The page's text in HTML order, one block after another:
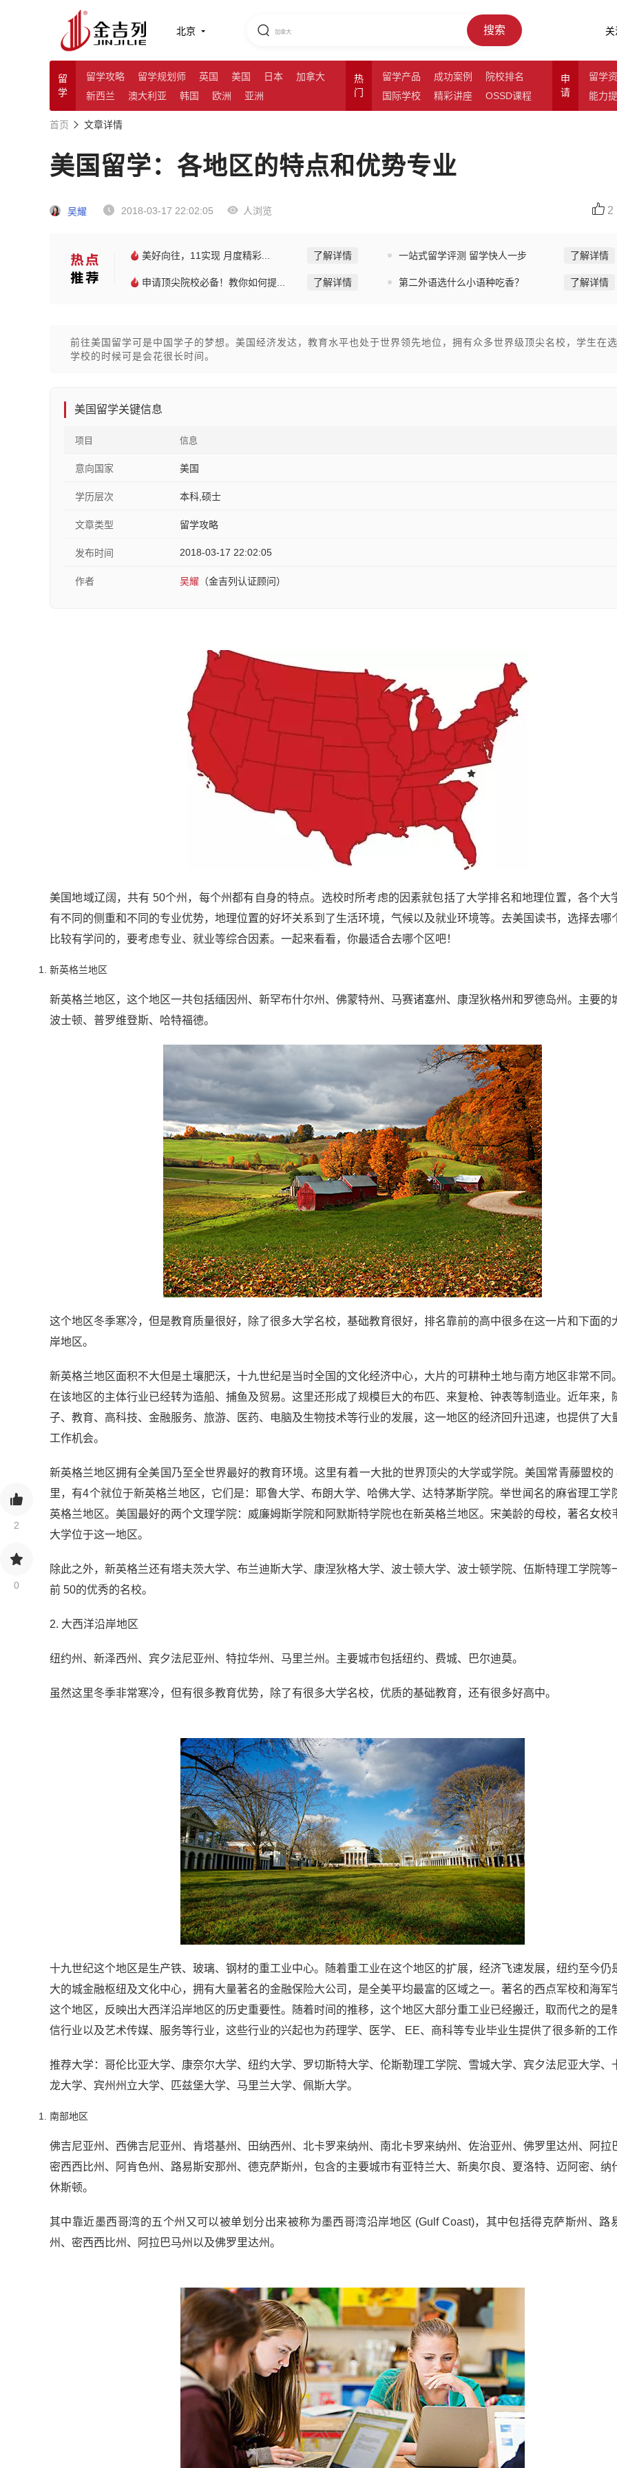
北京 搜索
留
学
留学攻略 留学规划师 英国 美国 日本
加拿大
新西兰
澳大利亚 韩国 欧洲 亚洲
热
门
留学产品 成功案例
院校排名
国际学校
精彩讲座 OSSD课程
申
请
留学
能力
2
0
首页 文章详情
美国留学：各地区的特点和优势专业
吴耀 2018-03-17 22:02:05 人浏览 2
美好向往，11实现 月度精彩... 了解详情 一站式留学评测 留学快人一步 了解详情
申请顶尖院校必备！教你如何提... 了解详情 第二外语选什么小语种吃香？ 了解详情
前往美国留学可是中国学子的梦想。美国经济发达，教育水平也处于世界领先地位，拥有众多世界级顶尖名校，学生在
学校的时候可是会花很长时间。
美国留学关键信息
项目 信息
意向国家 美国
学历层次 本科,硕士
文章类型 留学攻略
发布时间 2018-03-17 22:02:05
作者 吴耀 （金吉列认证顾问）
美国地域辽阔，共有 50个州，每个州都有自身的特点。选校时所考虑的因素就包括了大学排名和地理位置，各个大
有不同的侧重和不同的专业优势，地理位置的好坏关系到了生活环境，气候以及就业环境等。去美国读书，选择去哪
比较有学问的，要考虑专业、就业等综合因素。一起来看看，你最适合去哪个区吧！
新英格兰地区
新英格兰地区，这个地区一共包括缅因州、新罕布什尔州、佛蒙特州、马赛诸塞州、康涅狄格州和罗德岛州。主要的
波士顿、普罗维登斯、哈特福德。
这个地区冬季寒冷，但是教育质量很好，除了很多大学名校，基础教育很好，排名靠前的高中很多在这一片和下面的
岸地区。
新英格兰地区面积不大但是土壤肥沃，十九世纪是当时全国的文化经济中心，大片的可耕种土地与南方地区非常不同
在该地区的主体行业已经转为造船、捕鱼及贸易。这里还形成了规模巨大的布匹、来复枪、钟表等制造业。近年来，
子、教育、高科技、金融服务、旅游、医药、电脑及生物技术等行业的发展，这一地区的经济回升迅速，也提供了大
工作机会。
新英格兰地区拥有全美国乃至全世界最好的教育环境。这里有着一大批的世界顶尖的大学或学院。美国常青藤盟校的
里，有4个就位于新英格兰地区，它们是：耶鲁大学、布朗大学、哈佛大学、达特茅斯学院。举世闻名的麻省理工学
英格兰地区。美国最好的两个文理学院：威廉姆斯学院和阿默斯特学院也在新英格兰地区。宋美龄的母校，著名女校
大学位于这一地区。
除此之外，新英格兰还有塔夫茨大学、布兰迪斯大学、康涅狄格大学、波士顿大学、波士顿学院、伍斯特理工学院等
前 50的优秀的名校。
2. 大西洋沿岸地区
纽约州、新泽西州、宾夕法尼亚州、特拉华州、马里兰州。主要城市包括纽约、费城、巴尔迪莫。
虽然这里冬季非常寒冷，但有很多教育优势，除了有很多大学名校，优质的基础教育，还有很多好高中。
十九世纪这个地区是生产铁、玻璃、钢材的重工业中心。随着重工业在这个地区的扩展，经济飞速发展，纽约至今仍
大的城金融枢纽及文化中心，拥有大量著名的金融保险大公司，是全美平均最富的区域之一。著名的西点军校和海军
这个地区，反映出大西洋沿岸地区的历史重要性。随着时间的推移，这个地区大部分重工业已经搬迁，取而代之的是
信行业以及艺术传媒、服务等行业，这些行业的兴起也为药理学、医学、 EE、商科等专业毕业生提供了很多新的工
推荐大学：哥伦比亚大学、康奈尔大学、纽约大学、罗切斯特大学、伦斯勒理工学院、雪城大学、宾夕法尼亚大学、
龙大学、宾州州立大学、匹兹堡大学、马里兰大学、佩斯大学。
南部地区
佛吉尼亚州、西佛吉尼亚州、肯塔基州、田纳西州、北卡罗来纳州、南北卡罗来纳州、佐治亚州、佛罗里达州、阿拉
密西西比州、阿肯色州、路易斯安那州、德克萨斯州，包含的主要城市有亚特兰大、新奥尔良、夏洛特、迈阿密、纳
休斯顿。
其中靠近墨西哥湾的五个州又可以被单划分出来被称为墨西哥湾沿岸地区 (Gulf Coast)，其中包括得克萨斯州、路
州、密西西比州、阿拉巴马州以及佛罗里达州。
金吉列 www.jjl.cn